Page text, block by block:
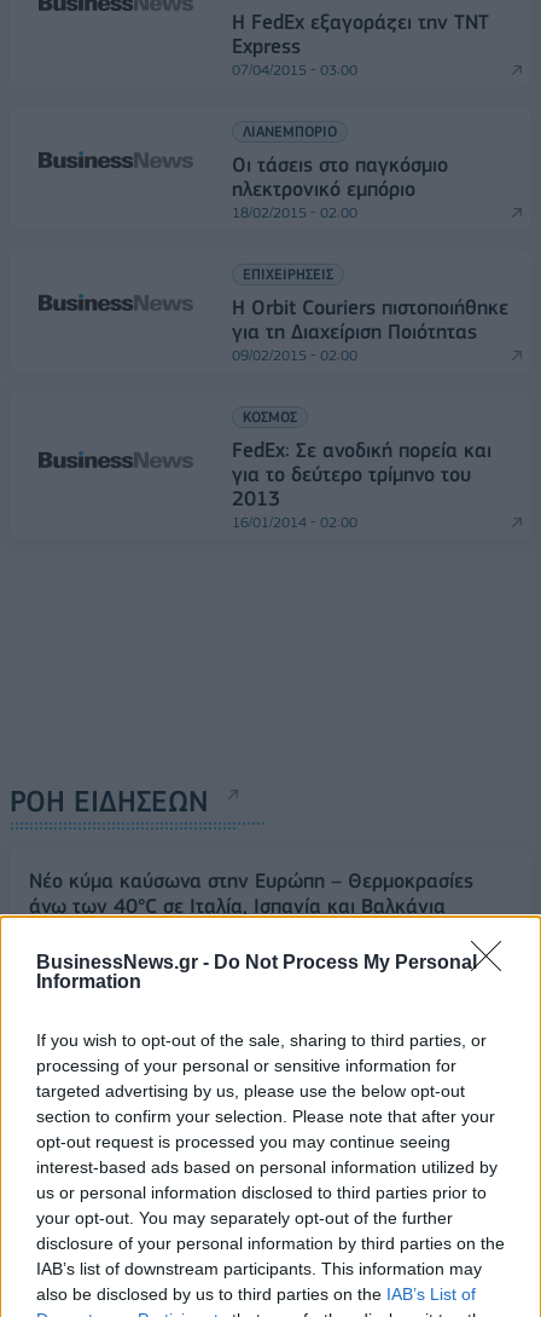
BusinessNews.gr - Do Not Process My Personal
Information
If you wish to opt-out of the sale, sharing to third parties, or
processing of your personal or sensitive information for
targeted advertising by us, please use the below opt-out
section to confirm your selection. Please note that after your
opt-out request is processed you may continue seeing
interest-based ads based on personal information utilized by
us or personal information disclosed to third parties prior to
your opt-out. You may separately opt-out of the further
disclosure of your personal information by third parties on the
IAB’s list of downstream participants. This information may
also be disclosed by us to third parties on the IAB’s List of
H FedEx εξαγοράζει την ΤΝΤ
Express
07/04/2015 - 03:00
ΛΙΑΝΕΜΠΟΡΙΟ
Οι τάσεις στο παγκόσμιο
ηλεκτρονικό εμπόριο
18/02/2015 - 02:00
ΕΠΙΧΕΙΡΗΣΕΙΣ
Η Orbit Couriers πιστοποιήθηκε
για τη Διαχείριση Ποιότητας
09/02/2015 - 02:00
ΚΟΣΜΟΣ
FedEx: Σε ανοδική πορεία και
για το δεύτερο τρίμηνο του
2013
16/01/2014 - 02:00
ΡΟΗ ΕΙΔΗΣΕΩΝ
Νέο κύμα καύσωνα στην Ευρώπη – Θερμοκρασίες
άνω των 40°C σε Ιταλία, Ισπανία και Βαλκάνια
Fourlis: Συμφωνία για την πώληση συμμετοχής στο
07/08/2026 - 14:39 ΕΠΙΧΕΙΡΗΣΕΙΣ
ΥΠΠΟ: Επιχορηγήσεις 1.106.000 ευρώ για την
ενίσχυση των Πολυθεματικών Φεστιβάλ σε όλη την
Ελλάδα
07/08/2026 - 14:34 ΟΙΚΟΝΟΜΙΑ
Άρειος Πάγος- Ε. Μπακέλας: Δεν ανασύρεται από το
αρχείο η υπόθεση των υποκλοπών
07/08/2026 - 14:11 ΕΛΛΑΔΑ